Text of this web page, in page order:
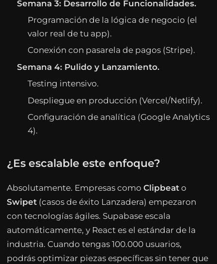
Semana 3: Desarrollo de Funcionalidades.
Programación de la lógica de negocio (el
valor real de tu app).
Conexión con pasarela de pagos (Stripe).
Semana 4: Pulido y Lanzamiento.
Testing intensivo.
Despliegue en producción (Vercel/Netlify).
Configuración de analítica (Google Analytics
4).
¿Es escalable este enfoque?
Absolutamente. Empresas como Clipbeato
Swipet(casos de éxito Lanzadera) empezaron
con tecnologías ágiles. Supabase escala
automáticamente, y React es el estándar de la
industria. Cuando tengas 100.000 usuarios,
podrás optimizar piezas específicas sin tener que